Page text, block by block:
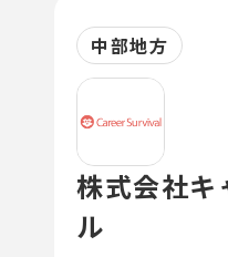
中部地方
株式会社キ
ル